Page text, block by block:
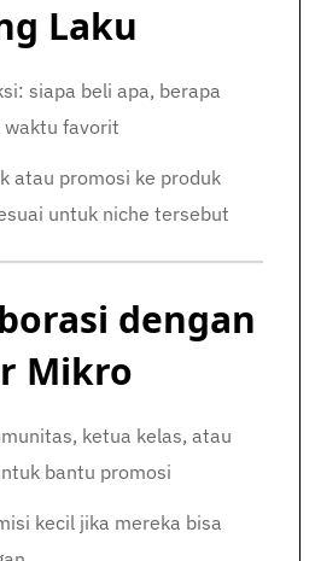
Laku
siapa beli apa, berapa
waktu favorit
atau promosi ke produk
untuk niche tersebut
dengan
Mikro
ketua kelas, atau
bantu promosi
kecil jika mereka bisa